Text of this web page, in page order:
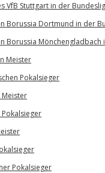
VfB Stuttgart in der
Borussia Dortmund in der
Borussia Mönchengladbach
Meister
Pokalsieger
Pokalsieger